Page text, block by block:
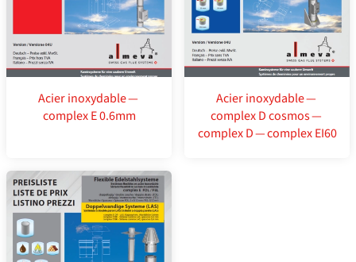
Acier inoxydable —
complex E 0.6mm
Acier inoxydable —
complex D cosmos —
complex D — complex EI60